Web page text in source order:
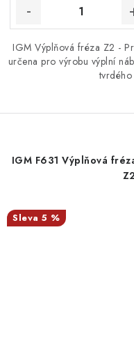
IGM Výplňová fréza Z2 -
určena pro výrobu výplní
IGM F631 Výplňová
5 %